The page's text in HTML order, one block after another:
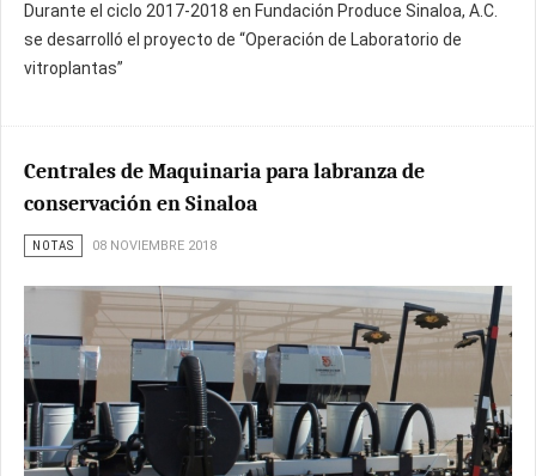
Durante el ciclo 2017-2018 en Fundación Produce Sinaloa, A.C.
se desarrolló el proyecto de “Operación de Laboratorio de
vitroplantas”
Centrales de Maquinaria para labranza de
conservación en Sinaloa
NOTAS 08 NOVIEMBRE 2018